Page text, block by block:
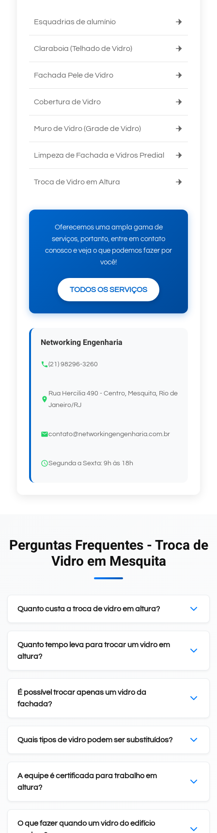
Esquadrias de alumínio
Claraboia (Telhado de Vidro)
Fachada Pele de Vidro
Cobertura de Vidro
Muro de Vidro (Grade de Vidro)
Limpeza de Fachada e Vidros Predial
Troca de Vidro em Altura
Oferecemos uma ampla gama de
serviços, portanto, entre em contato
conosco e veja o que podemos fazer por
você!
TODOS OS SERVIÇOS
Networking Engenharia
(21) 98296-3260
Rua Hercilia 490 - Centro, Mesquita, Rio de
Janeiro/RJ
contato@networkingengenharia.com.br
Segunda a Sexta: 9h às 18h
Perguntas Frequentes - Troca de
Vidro em Mesquita
Quanto custa a troca de vidro em altura?
Quanto tempo leva para trocar um vidro em
altura?
É possível trocar apenas um vidro da
fachada?
Quais tipos de vidro podem ser substituídos?
A equipe é certificada para trabalho em
altura?
O que fazer quando um vidro do edifício